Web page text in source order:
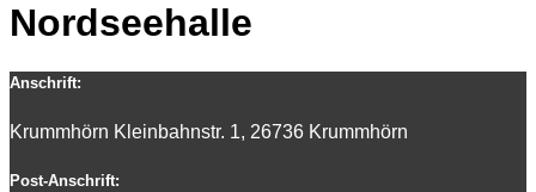
Nordseehalle
Anschrift:
Krummhörn Kleinbahnstr. 1, 26736 Krummhörn
Post-Anschrift: